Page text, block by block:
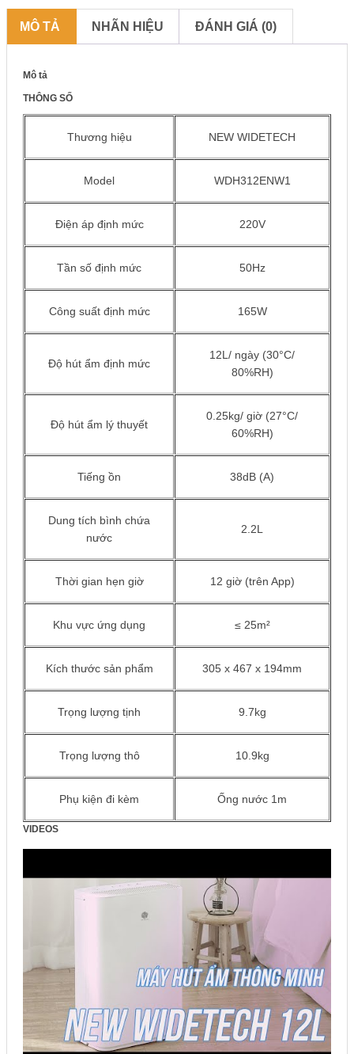
MÔ TẢ NHÃN HIỆU ĐÁNH GIÁ (0)
Mô tả
THÔNG SỐ
Thương hiệu NEW WIDETECH
Model WDH312ENW1
Điện áp định mức 220V
Tần số định mức 50Hz
Công suất định mức 165W
Độ hút ẩm định mức
12L/ ngày (30°C/
80%RH)
Độ hút ẩm lý thuyết
0.25kg/ giờ (27°C/
60%RH)
Tiếng ồn 38dB (A)
Dung tích bình chứa
nước
2.2L
Thời gian hẹn giờ 12 giờ (trên App)
Khu vực ứng dụng ≤ 25m²
Kích thước sản phẩm 305 x 467 x 194mm
Trọng lượng tịnh 9.7kg
Trọng lượng thô 10.9kg
Phụ kiện đi kèm Ống nước 1m
VIDEOS